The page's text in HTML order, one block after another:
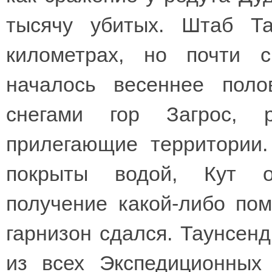
тысячу убитых. Штаб
километрах, но почти
началось весеннее
снегами гор Загрос,
прилегающие
покрыты водой, Кут
получение какой-либо
гарнизон сдался.
из всех